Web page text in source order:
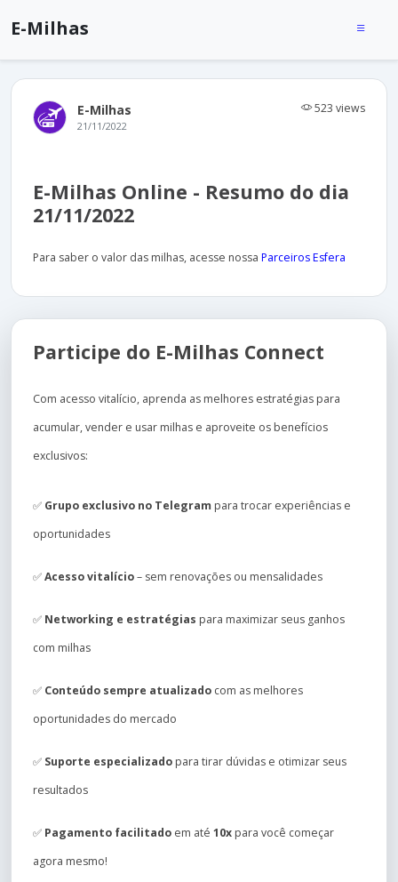
E-Milhas
E-Milhas 523 views
21/11/2022
E-Milhas Online - Resumo do dia
21/11/2022
Para saber o valor das milhas, acesse nossa Parceiros Esfera
Participe do E-Milhas Connect
Com acesso vitalício, aprenda as melhores estratégias para
acumular, vender e usar milhas e aproveite os benefícios
exclusivos:
✅ Grupo exclusivo no Telegram para trocar experiências e
oportunidades
✅Acesso vitalício– sem renovações ou mensalidades
✅ Networking e estratégias para maximizar seus ganhos
com milhas
✅ Conteúdo sempre atualizado com as melhores
oportunidades do mercado
✅ Suporte especializado para tirar dúvidas e otimizar seus
resultados
✅ Pagamento facilitado em até 10x para você começar
agora mesmo!